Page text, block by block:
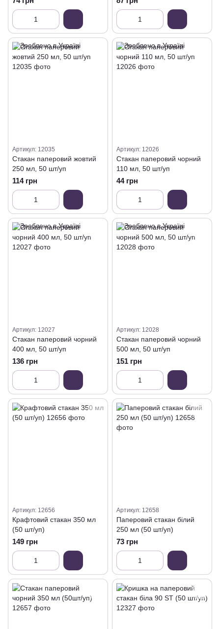
Артикул: 12035
Стакан паперовий жовтий
250 мл, 50 шт/уп
114 грн
Артикул: 12026
Стакан паперовий чорний
110 мл, 50 шт/уп
44 грн
Артикул: 12027
Стакан паперовий чорний
400 мл, 50 шт/уп
136 грн
Артикул: 12028
Стакан паперовий чорний
500 мл, 50 шт/уп
151 грн
Артикул: 12656
Крафтовий стакан 350 мл
(50 шт/уп)
149 грн
Артикул: 12658
Паперовий стакан білий
250 мл (50 шт/уп)
73 грн